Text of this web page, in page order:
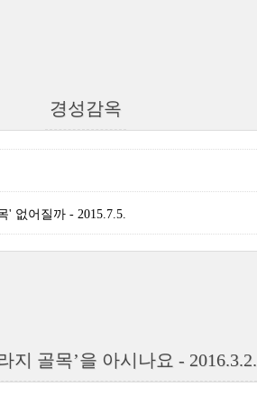
경성감옥
' 없어질까 - 2015.7.5.
지 골목’을 아시나요 - 2016.3.2.